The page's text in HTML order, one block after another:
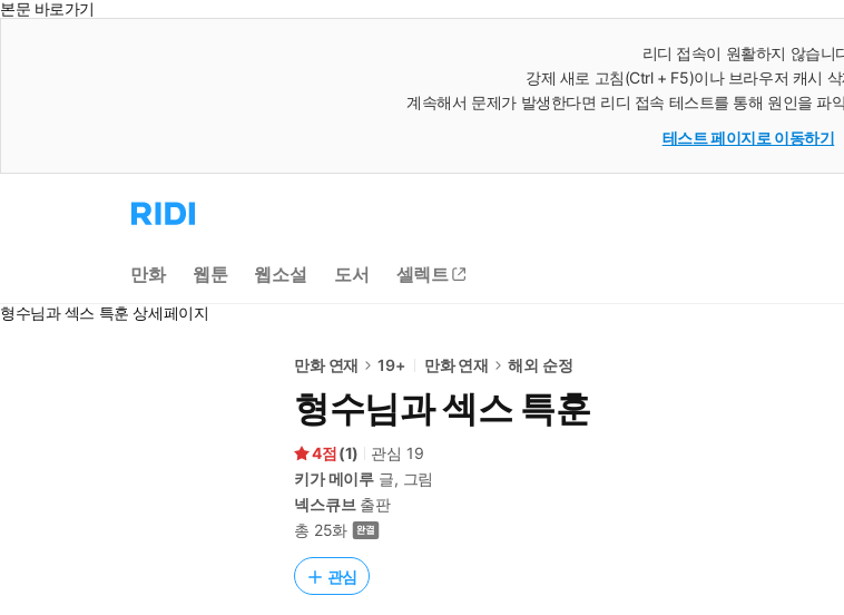
본문 바로가기
리디 접속이 원활하지 않습니
강제 새로 고침(Ctrl + F5)이나 브라우저 캐시
계속해서 문제가 발생한다면 리디 접속 테스트를 통해 원인을 파
테스트 페이지로 이동하기
리
디
으
로
동
만화 웹툰 웹소설 도서 셀렉트
형수님과 섹스 특훈 상세페이지
만화 연재 19+ 만화 연재 해외 순정
형수님과 섹스 특훈
4 (1) 관심 19
키가 메이루 글, 그림
넥스큐브 출판
총 25화
관심